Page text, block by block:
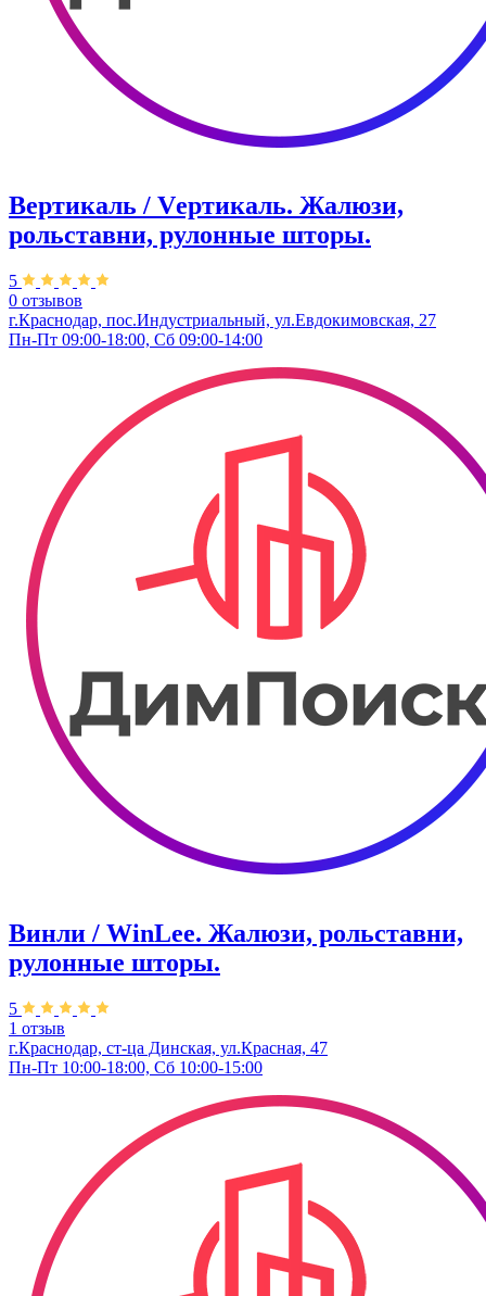
Вертикаль / Vертикаль. Жалюзи,
рольставни, рулонные шторы.
5
0 отзывов
г.Краснодар, пос.Индустриальный, ул.Евдокимовская, 27
Пн-Пт 09:00-18:00, Сб 09:00-14:00
Винли / WinLee. Жалюзи, рольставни,
рулонные шторы.
5
1 отзыв
г.Краснодар, ст-ца Динская, ул.Красная, 47
Пн-Пт 10:00-18:00, Сб 10:00-15:00